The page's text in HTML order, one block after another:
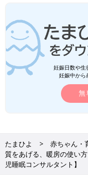
上半身をやさしく包ん
返り後でも、手を出し
【4カ月ごろ～1歳ご
●愛波スリーパー
妊娠日数や生
妊娠中から
無
たまひよ 赤ちゃん・
質をあげる、暖房の使い
児睡眠コンサルタント】